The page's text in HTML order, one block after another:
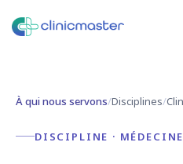
À qui nous servons/Disciplines/
DISCIPLINE ·